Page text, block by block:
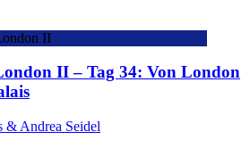
II
II – Tag 34: Von London
& Andrea Seidel